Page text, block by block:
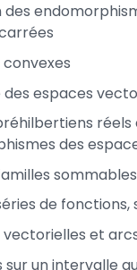
des
des espaces
réels
des
sommables
de fonctions,
vectorielles et
sur un intervalle